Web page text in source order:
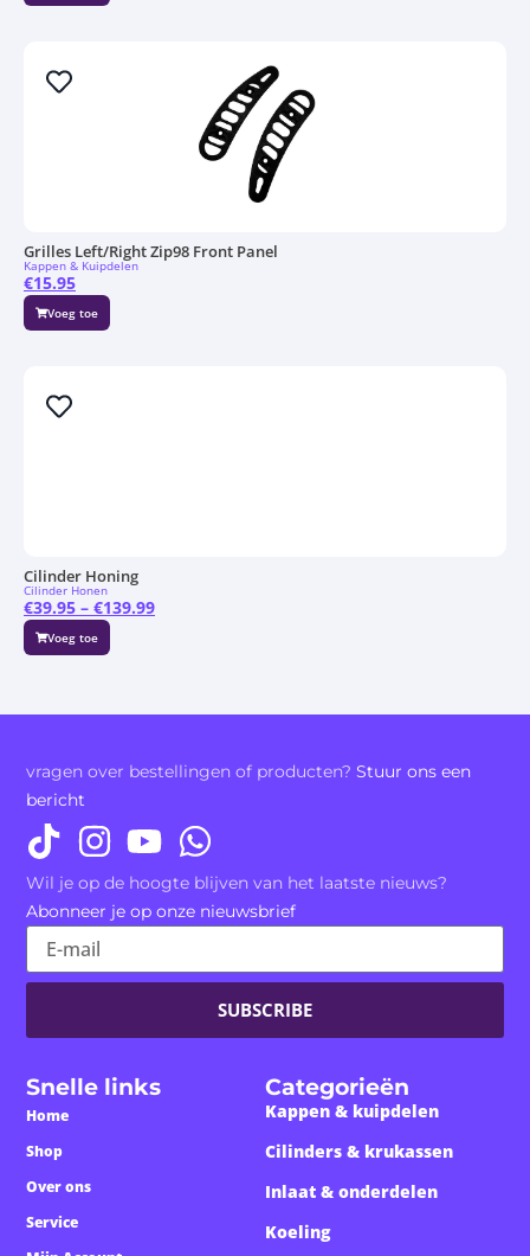
Grilles Left/Right Zip98 Front Panel
Kappen & Kuipdelen
Voeg toe
€15.95
Cilinder Honing
Cilinder Honen
Voeg toe
€39.95 – €139.99
Snelle links
Home
Shop
Over ons
Service
Categorieën
Kappen & kuipdelen
Cilinders & krukassen
Inlaat & onderdelen
Koeling
vragen over bestellingen of producten?Stuur ons een
bericht
Wil je op de hoogte blijven van het laatste nieuws?
Abonneer je op onze nieuwsbrief
SUBSCRIBE